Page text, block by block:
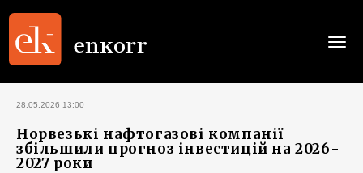
28.05.2026 13:00
Норвезькі нафтогазові компанії
збільшили прогноз інвестицій на 2026-
2027 роки